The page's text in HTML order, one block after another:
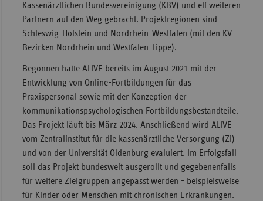
Kassenärztlichen Bundesvereinigung (KBV) und elf weiteren
Partnern auf den Weg gebracht. Projektregionen sind
Schleswig-Holstein und Nordrhein-Westfalen (mit den KV-
Bezirken Nordrhein und Westfalen-Lippe).
Begonnen hatte ALIVE bereits im August 2021 mit der
Entwicklung von Online-Fortbildungen für das
Praxispersonal sowie mit der Konzeption der
kommunikationspsychologischen Fortbildungsbestandteile.
Das Projekt läuft bis März 2024. Anschließend wird ALIVE
vom Zentralinstitut für die kassenärztliche Versorgung (Zi)
und von der Universität Oldenburg evaluiert. Im Erfolgsfall
soll das Projekt bundesweit ausgerollt und gegebenenfalls
für weitere Zielgruppen angepasst werden - beispielsweise
für Kinder oder Menschen mit chronischen Erkrankungen.